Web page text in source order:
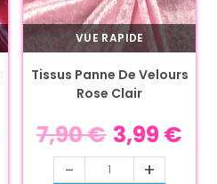
VUE RAPIDE
Tissus Panne De Velours
Rose Clair
7,90€ 3,99 €
- +